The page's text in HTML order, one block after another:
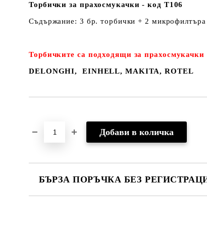
Торбички за прахосмукачки - код Т106
Съдържание: 3 бр. торбички + 2 микрофилтъра
Торбичките са подходящи за
DELONGHI, EINHELL, MAKITA, ROTEL
БЪРЗА ПОРЪЧКА БЕЗ